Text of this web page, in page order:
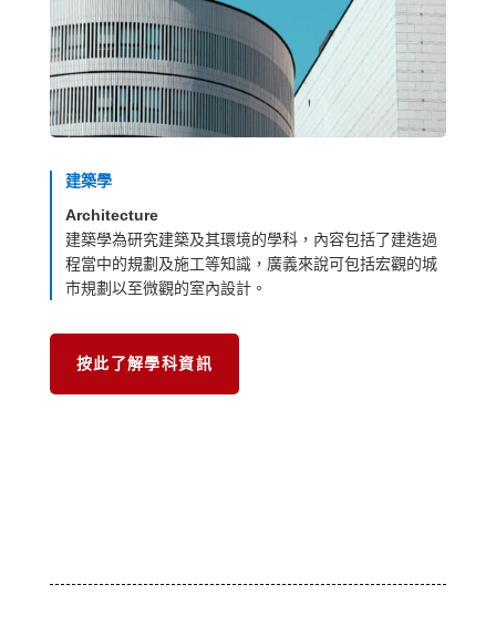
建築學
Architecture
建築學為研究建築及其環境的學科，內容包括了建造過
程當中的規劃及施工等知識，廣義來說可包括宏觀的城
市規劃以至微觀的室內設計。
按此了解學科資訊